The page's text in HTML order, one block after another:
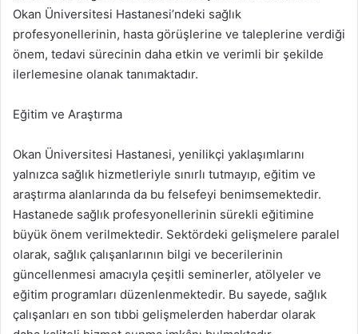
Okan Üniversitesi Hastanesi’ndeki sağlık
profesyonellerinin, hasta görüşlerine ve taleplerine verdiği
önem, tedavi sürecinin daha etkin ve verimli bir şekilde
ilerlemesine olanak tanımaktadır.
Eğitim ve Araştırma
Okan Üniversitesi Hastanesi, yenilikçi yaklaşımlarını
yalnızca sağlık hizmetleriyle sınırlı tutmayıp, eğitim ve
araştırma alanlarında da bu felsefeyi benimsemektedir.
Hastanede sağlık profesyonellerinin sürekli eğitimine
büyük önem verilmektedir. Sektördeki gelişmelere paralel
olarak, sağlık çalışanlarının bilgi ve becerilerinin
güncellenmesi amacıyla çeşitli seminerler, atölyeler ve
eğitim programları düzenlenmektedir. Bu sayede, sağlık
çalışanları en son tıbbi gelişmelerden haberdar olarak